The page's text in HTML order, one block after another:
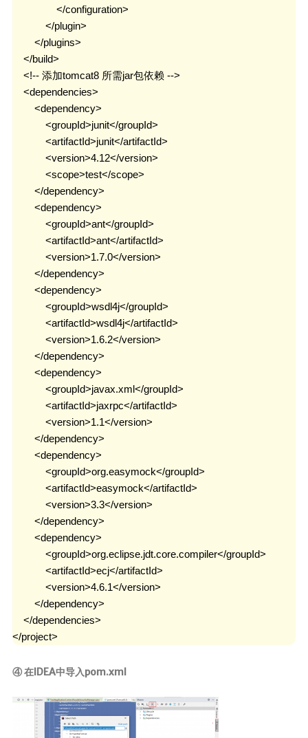
                </configuration>
            </plugin>
        </plugins>
    </build>
    <!-- 添加tomcat8 所需jar包依赖 -->
    <dependencies>
        <dependency>
            <groupId>junit</groupId>
            <artifactId>junit</artifactId>
            <version>4.12</version>
            <scope>test</scope>
        </dependency>
        <dependency>
            <groupId>ant</groupId>
            <artifactId>ant</artifactId>
            <version>1.7.0</version>
        </dependency>
        <dependency>
            <groupId>wsdl4j</groupId>
            <artifactId>wsdl4j</artifactId>
            <version>1.6.2</version>
        </dependency>
        <dependency>
            <groupId>javax.xml</groupId>
            <artifactId>jaxrpc</artifactId>
            <version>1.1</version>
        </dependency>
        <dependency>
            <groupId>org.easymock</groupId>
            <artifactId>easymock</artifactId>
            <version>3.3</version>
        </dependency>
        <dependency>
            <groupId>org.eclipse.jdt.core.compiler</groupId>
            <artifactId>ecj</artifactId>
            <version>4.6.1</version>
        </dependency>
    </dependencies>
</project>
④ 在IDEA中导入pom.xml